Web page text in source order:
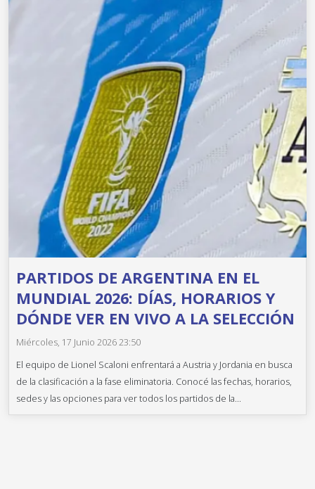
PARTIDOS DE ARGENTINA EN EL
MUNDIAL 2026: DÍAS, HORARIOS Y
DÓNDE VER EN VIVO A LA SELECCIÓN
Miércoles, 17 Junio 2026 23:50
El equipo de Lionel Scaloni enfrentará a Austria y Jordania en busca
de la clasificación a la fase eliminatoria. Conocé las fechas, horarios,
sedes y las opciones para ver todos los partidos de la...